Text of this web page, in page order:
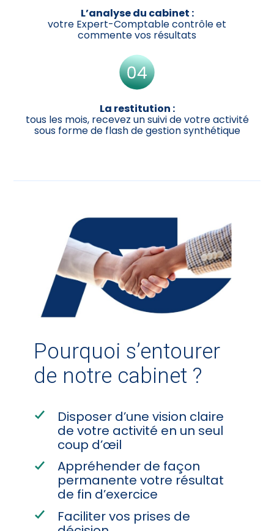
L’analyse du cabinet :
votre Expert-Comptable contrôle et
commente vos résultats
La restitution :
tous les mois, recevez un suivi de votre activité
sous forme de flash de gestion synthétique
Pourquoi s’entourer
de notre cabinet ?
Disposer d’une vision claire
de votre activité en un seul
coup d’œil
Appréhender de façon
permanente votre résultat
de fin d’exercice
Faciliter vos prises de